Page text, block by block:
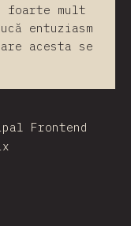
foarte mult
entuziasm
acesta se
Frontend